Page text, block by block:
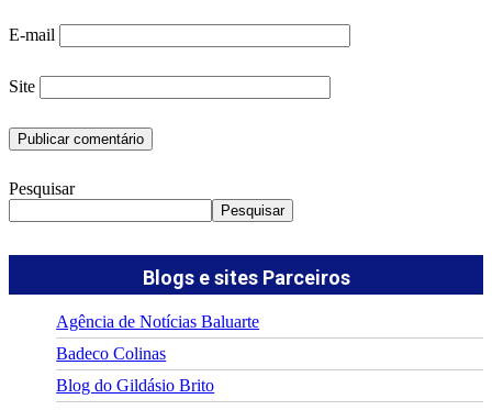
E-mail
Site
Pesquisar
Pesquisar
Blogs e sites Parceiros
Agência de Notícias Baluarte
Badeco Colinas
Blog do Gildásio Brito